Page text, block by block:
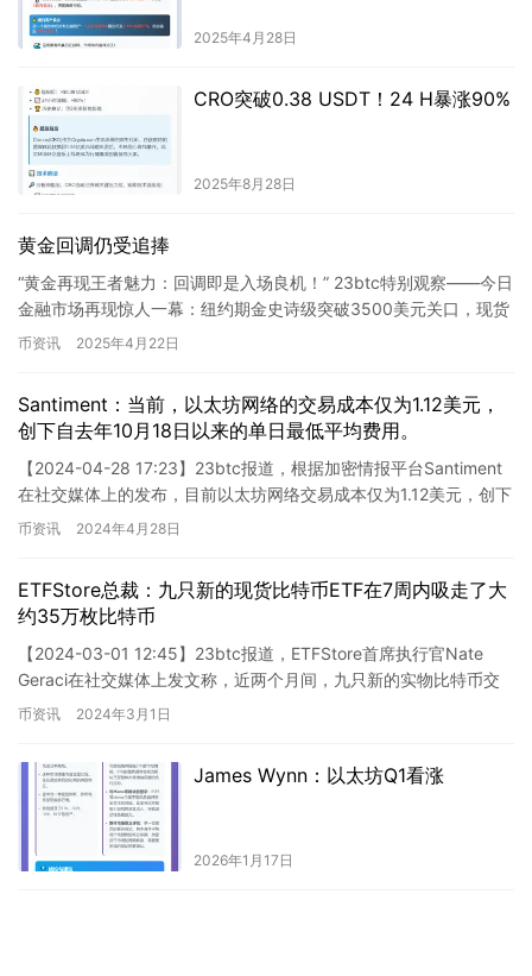
2025年4月28日
CRO突破0.38 USDT！24 H暴涨90%
2025年8月28日
黄金回调仍受追捧
“黄金再现王者魅力：回调即是入场良机！” 23btc特别观察——今日
金融市场再现惊人一幕：纽约期金史诗级突破3500美元关口，现货
黄金紧随其后冲击历史高位，…
币资讯 2025年4月22日
Santiment：当前，以太坊网络的交易成本仅为1.12美元，
创下自去年10月18日以来的单日最低平均费用。
【2024-04-28 17:23】23btc报道，根据加密情报平台Santiment
在社交媒体上的发布，目前以太坊网络交易成本仅为1.12美元，创下
去年10月18日以来的单日最低…
币资讯 2024年4月28日
ETFStore总裁：九只新的现货比特币ETF在7周内吸走了大
约35万枚比特币
【2024-03-01 12:45】23btc报道，ETFStore首席执行官Nate
Geraci在社交媒体上发文称，近两个月间，九只新的实物比特币交
易所交易基金共吸纳约35万枚…
币资讯 2024年3月1日
James Wynn：以太坊Q1看涨
2026年1月17日